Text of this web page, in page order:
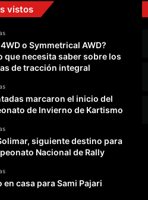
vistos
4WD o Symmetrical AWD?
que necesita saber sobre los
de tracción integral
marcaron el inicio del
de Invierno de Kartismo
siguiente destino para
Nacional de Rally
en casa para Sami Pajari